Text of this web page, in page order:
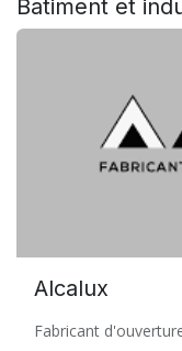
Batiment et
Alcalux
Fabricant